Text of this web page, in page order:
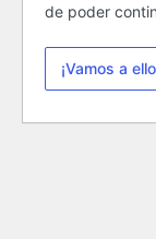
de poder
¡Vamos a